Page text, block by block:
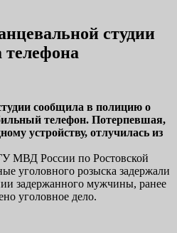
студии
сообщила в полицию о
телефон. Потерпевшая,
устройству, отлучилась из
МВД России по Ростовской
уголовного розыска задержали
задержанного мужчины, ранее
уголовное дело.